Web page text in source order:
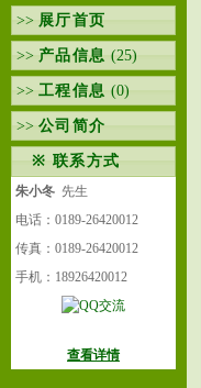
>> 展厅首页
>> 产品信息 (25)
>> 工程信息 (0)
>> 公司简介
※ 联系方式
朱小冬 先生
电话：0189-26420012
传真：0189-26420012
手机：18926420012
查看详情